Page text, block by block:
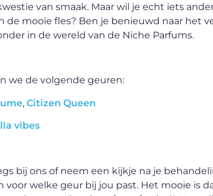
van smaak. Maar wil je echt iets
de mooie fles? Ben je benieuwd naar het
in de wereld van de Niche Parfums.
we de volgende geuren:
, Citizen Queen
vibes
bij ons of neem een kijkje na je
voor welke geur bij jou past. Het mooie is